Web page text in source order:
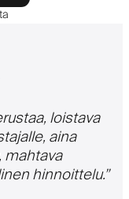
loistava
aina
mahtava
hinnoittelu.”